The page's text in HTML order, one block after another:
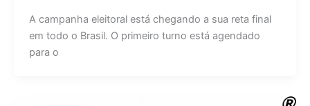
A campanha eleitoral está chegando a sua reta final
em todo o Brasil. O primeiro turno está agendado
para o